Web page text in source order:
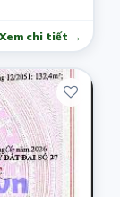
Xem chi tiết →